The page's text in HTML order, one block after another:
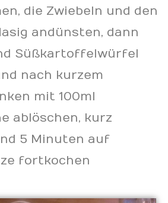
die Zwiebeln und den
andünsten, dann
Süßkartoffelwürfel
nach kurzem
mit 100ml
ablöschen, kurz
5 Minuten auf
fortkochen